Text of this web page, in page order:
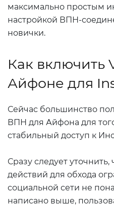
максимально простым
настройкой ВПН-
новички.
Как включить
Айфоне для
Сейчас большинство
ВПН для Айфона для
стабильный доступ к
Сразу следует
действий для обхода
социальной сети не
написано выше,